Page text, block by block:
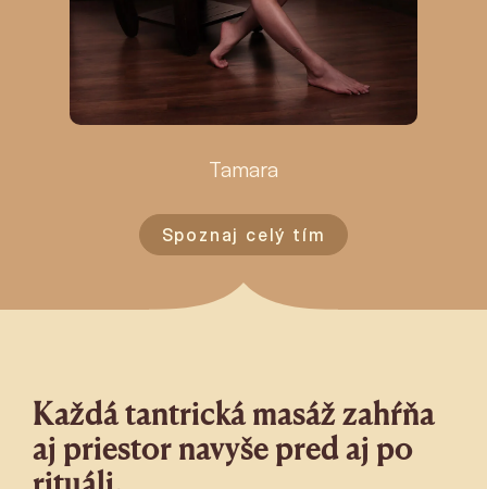
Tamara
Spoznaj celý tím
Každá tantrická masáž zahŕňa
aj priestor navyše pred aj po